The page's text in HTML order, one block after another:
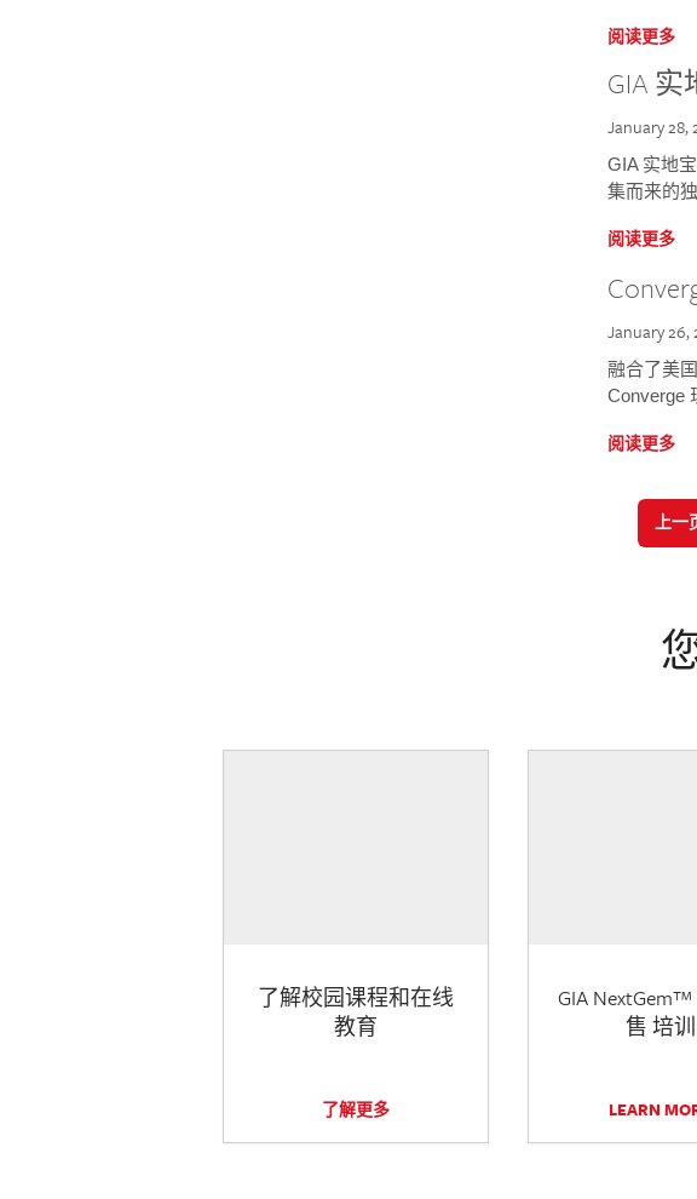
阅读更多
GIA
January 28,
GIA 实地
集而来的
阅读更多
January 26,
融合了美
Converge
阅读更多
上一
了解校园课程和在线
教育
了解更多
GIA
售 培训
LEARN